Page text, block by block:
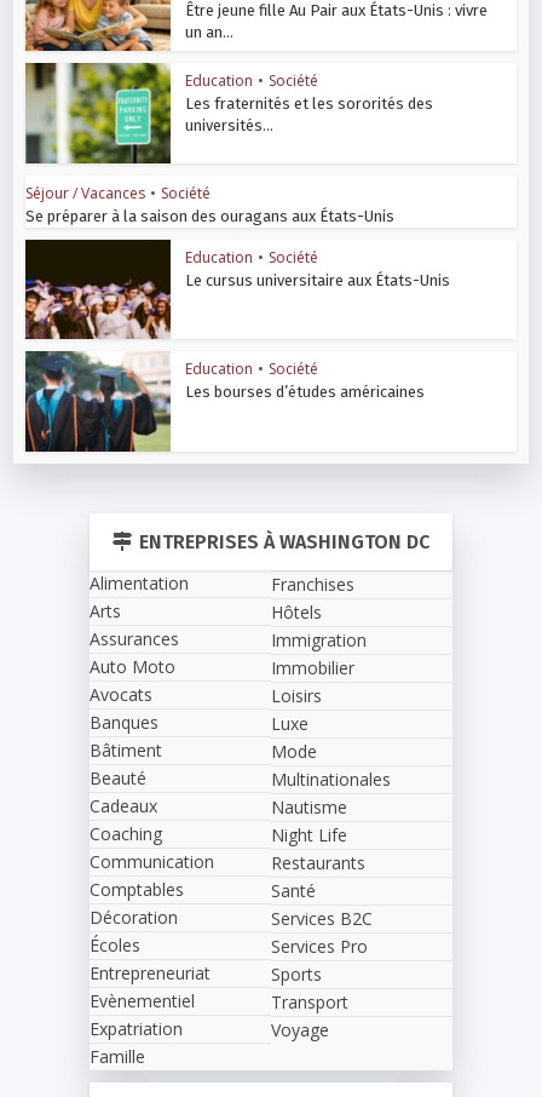
Être jeune fille Au Pair aux États-Unis : vivre
un an...
Education • Société
Les fraternités et les sororités des
universités...
Séjour / Vacances • Société
Se préparer à la saison des ouragans aux États-Unis
Education • Société
Le cursus universitaire aux États-Unis
Education • Société
Les bourses d’études américaines
ENTREPRISES À WASHINGTON DC
Alimentation
Arts
Assurances
Auto Moto
Avocats
Banques
Bâtiment
Beauté
Cadeaux
Coaching
Communication
Comptables
Décoration
Écoles
Entrepreneuriat
Evènementiel
Expatriation
Famille
Franchises
Hôtels
Immigration
Immobilier
Loisirs
Luxe
Mode
Multinationales
Nautisme
Night Life
Restaurants
Santé
Services B2C
Services Pro
Sports
Transport
Voyage